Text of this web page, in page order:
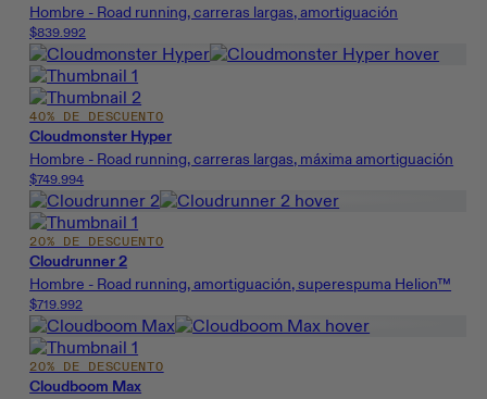
Hombre - Road running, carreras largas, amortiguación
$839.992
40% DE DESCUENTO
Cloudmonster Hyper
Hombre - Road running, carreras largas, máxima amortiguación
$749.994
20% DE DESCUENTO
Cloudrunner 2
Hombre - Road running, amortiguación, superespuma Helion™
$719.992
20% DE DESCUENTO
Cloudboom Max